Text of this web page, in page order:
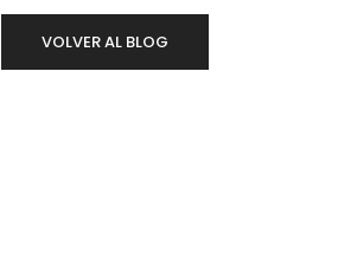
VOLVER AL BLOG